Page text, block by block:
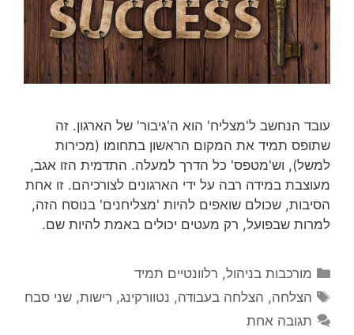
עובד הנחשב ל'מצליח' הוא ה'גיבור' של הארגון. זה
שתופס תמיד את המקום הראשון בתחומו (מכירות
למשל), וש'מטפס' כל הדרך למעלה. התדמית הזו אגב,
מעוצבת במידה רבה על ידי הארגונים לצורכיהם. זו אחת
הסיבות, שכולם שואפים להיות 'מצליחנים' בנוסח הזה,
למרות שבפועל, רק מעטים יכולים באמת להיות שם.
קטגוריות
מורכבות בניהול, רלוונטיים תמיד
תגיות
הצלחה, הצלחה בעבודה, נטוורקינג, רישות,שני סבח
תגובה אחת